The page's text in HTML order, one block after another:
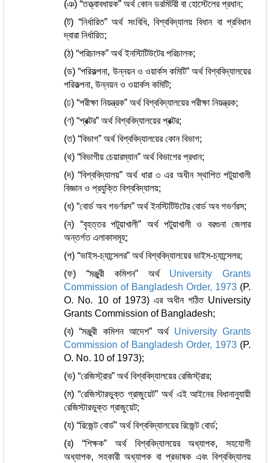
(ঞ) “তত্ত্বাবধায়ক” অর্থ কোন ডরমিটরী বা হোস্টেলের প্রধান;
(ট) “নির্ধারিত” অর্থ সংবিধি, বিশ্ববিদ্যালয় বিধান বা প্রবিধান
দ্বারা নির্ধারিত;
(ঠ) “পরিচালক” অর্থ ইনস্টিটিউটের পরিচালক;
(ড) “পরিকল্পনা, উন্নয়ন ও ওয়ার্কস কমিটি” অর্থ বিশ্ববিদ্যালয়ের
পরিকল্পনা, উন্নয়ন ও ওয়ার্কস কমিটি;
(ঢ) “পরীক্ষা নিয়ন্ত্রক” অর্থ বিশ্ববিদ্যালয়ের পরীক্ষা নিয়ন্ত্রক;
(ণ) “প্রক্টর” অর্থ বিশ্ববিদ্যালয়ের প্রক্টর;
(ত) “বিভাগ” অর্থ বিশ্ববিদ্যালয়ের কোন বিভাগ;
(থ) “বিভাগীয় চেয়ারম্যান” অর্থ বিভাগের প্রধান;
(দ) “বিশ্ববিদ্যালয়” অর্থ ধারা ৩ এর অধীন স্থাপিত পটুয়াখালী
বিজ্ঞান ও প্রযুক্তি বিশ্ববিদ্যালয়;
(ধ) “বোর্ড অব গভর্ণরস” অর্থ ইনস্টিটিউটের বোর্ড অব গভর্ণরস;
(ন) “বৃহত্তর পটুয়াখালী” অর্থ পটুয়াখালী ও বরগুনা জেলার
অন্তর্গত এলাকাসমূহ;
(প) “ভাইস-চ্যান্সেলর” অর্থ বিশ্ববিদ্যালয়ের ভাইস-চ্যান্সেলর;
(ফ) “মঞ্জুরী কমিশন” অর্থ University Grants
Commission of Bangladesh Order, 1973 (P.
O. No. 10 of 1973) এর অধীন গঠিত University
Grants Commission of Bangladesh;
(ব) “মঞ্জুরী কমিশন আদেশ” অর্থ University Grants
Commission of Bangladesh Order, 1973 (P.
O. No. 10 of 1973);
(ভ) “রেজিস্ট্রার” অর্থ বিশ্ববিদ্যালয়ের রেজিস্ট্রার;
(ম) “রেজিস্টারভুক্ত গ্রাজুয়েট” অর্থ এই আইনের বিধানানুযায়ী
রেজিস্টারভুক্ত গ্রাজুয়েট;
(য) “রিজেন্ট বোর্ড” অর্থ বিশ্ববিদ্যালয়ের রিজেন্ট বোর্ড;
(র) “শিক্ষক” অর্থ বিশ্ববিদ্যালয়ের অধ্যাপক, সহযোগী
অধ্যাপক, সহকারী অধ্যাপক বা প্রভাষক এবং বিশ্ববিদ্যালয়